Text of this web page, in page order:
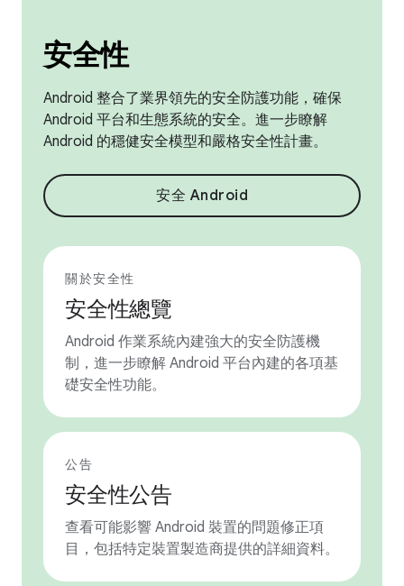
安全性
Android 整合了業界領先的安全防護功能，確保
Android 平台和生態系統的安全。進一步瞭解
Android 的穩健安全模型和嚴格安全性計畫。
安全 Android
關於安全性
安全性總覽
Android 作業系統內建強大的安全防護機
制，進一步瞭解 Android 平台內建的各項基
礎安全性功能。
公告
安全性公告
查看可能影響 Android 裝置的問題修正項
目，包括特定裝置製造商提供的詳細資料。